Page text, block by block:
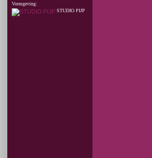
Vormgeving:
STUDIO PIJP